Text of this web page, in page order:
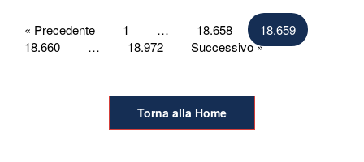
Paginazione
degli
« Precedente 1 … 18.658
18.659
18.660
… 18.972 Successivo »
Torna alla Home